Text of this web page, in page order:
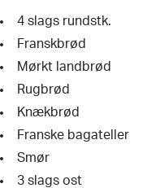
4 slags rundstk.
Franskbrød
Mørkt landbrød
Rugbrød
Knækbrød
Franske bagateller
Smør
3 slags ost